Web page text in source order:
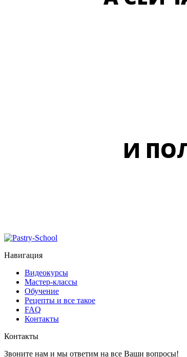
И
Навигация
Видеокурсы
Мастер-классы
Обучение
Рецепты и все такое
FAQ
Контакты
Контакты
Звоните нам и мы ответим на все Ваши вопросы!